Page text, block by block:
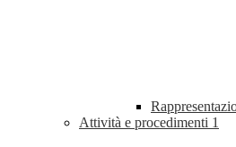
Attività e procedimenti 1